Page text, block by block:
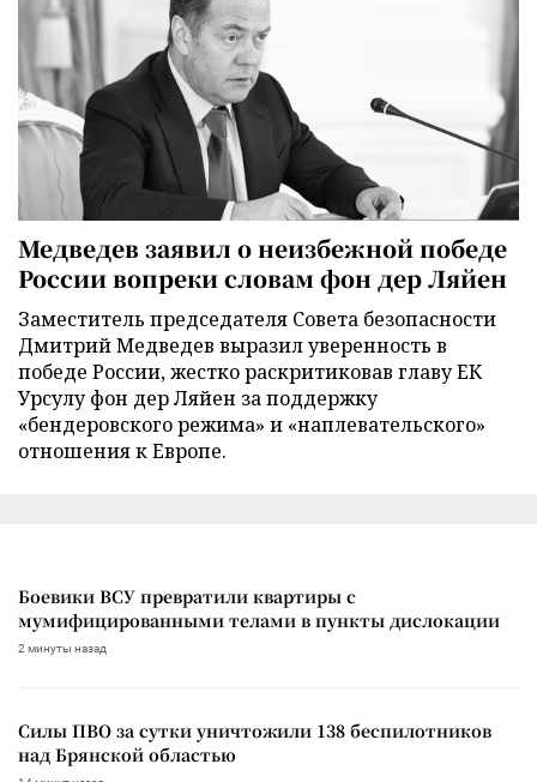
Медведев заявил о неизбежной победе
России вопреки словам фон дер Ляйен
Заместитель председателя Совета безопасности
Дмитрий Медведев выразил уверенность в
победе России, жестко раскритиковав главу ЕК
Урсулу фон дер Ляйен за поддержку
«бендеровского режима» и «наплевательского»
отношения к Европе.
Боевики ВСУ превратили квартиры с
мумифицированными телами в пункты дислокации
2 минуты назад
Силы ПВО за сутки уничтожили 138 беспилотников
над Брянской областью